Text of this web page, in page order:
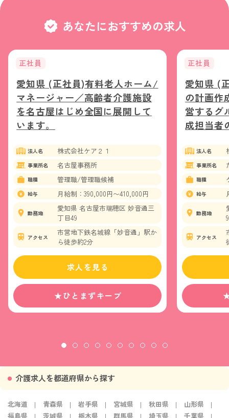
あなたにおすすめの求人
正社員
愛知県 (正社員)有料老人ホーム/
マネージャー／高齢者介護施設
を名古屋はじめ全国に展開して
います。
法人名 株式会社ケア２１
事業所名 名古屋事務所
職種 管理職/管理職候補
給与 月給制：390,000円〜410,000円
勤務地
愛知県 名古屋市瑞穂区 妙音通三
丁目49
アクセス
市営地下鉄名城線「妙音通」駅か
ら徒歩約2分
★ひとまずキープ
求人を見る
正社員
愛知県 (
の計画作
営するグ
成担当者
法人名
事業所名
職種
給与
勤務地
アクセス
介護求人を都道府県から探す
北海道 青森県 岩手県 宮城県 秋田県
山形県
福島県
茨城県 栃木県 群馬県 埼玉県 千葉県